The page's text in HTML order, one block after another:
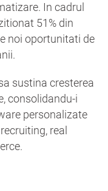
In cadrul
51% din
noi oportunitati de
sustina cresterea
consolidandu-i
personalizate
real